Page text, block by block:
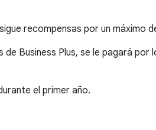
recompensas por un máximo
Business Plus, se le pagará
el primer año.